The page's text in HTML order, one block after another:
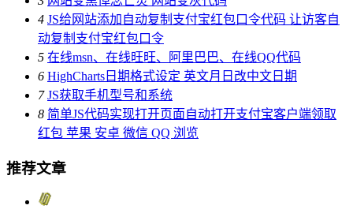
4 JS给网站添加自动复制支付宝红包口令代码 让访客自
动复制支付宝红包口令
5 在线msn、在线旺旺、阿里巴巴、在线QQ代码
6 HighCharts日期格式设定 英文月日改中文日期
7 JS获取手机型号和系统
8 简单JS代码实现打开页面自动打开支付宝客户端领取
红包 苹果 安卓 微信 QQ 浏览
推荐文章